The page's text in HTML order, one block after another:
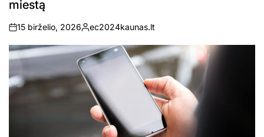
miestą
on
15 birželio, 2026
Posted
by
ec2024kaunas.lt